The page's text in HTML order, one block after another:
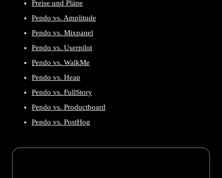
Preise und Pläne
Pendo vs. Amplitude
Pendo vs. Mixpanel
Pendo vs. Userpilot
Pendo vs. WalkMe
Pendo vs. Heap
Pendo vs. FullStory
Pendo vs. Productboard
Pendo vs. PostHog